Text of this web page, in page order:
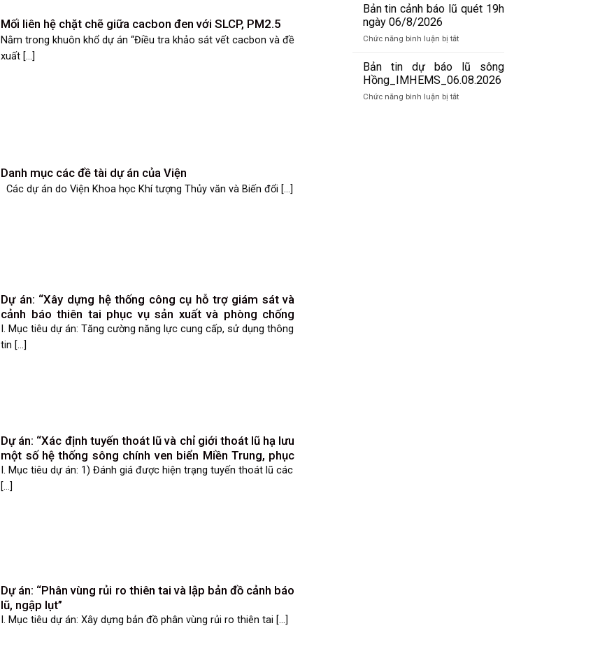
Mối liên hệ chặt chẽ giữa cacbon đen với SLCP, PM2.5
Nằm trong khuôn khổ dự án “Điều tra khảo sát vết cacbon và đề
xuất [...]
Danh mục các đề tài dự án của Viện
Các dự án do Viện Khoa học Khí tượng Thủy văn và Biến đổi [...]
Dự án: “Xây dựng hệ thống công cụ hỗ trợ giám sát và
cảnh báo thiên tai phục vụ sản xuất và phòng chống
thiên tai ở vùng đồng bằng sông Cửu Long dưới tác
động của biến đổi khí hậu”
I. Mục tiêu dự án: Tăng cường năng lực cung cấp, sử dụng thông
tin [...]
Dự án: “Xác định tuyến thoát lũ và chỉ giới thoát lũ hạ lưu
một số hệ thống sông chính ven biển Miền Trung, phục
vụ ứng phó, phòng chống thiên tai và quy hoạch phát
triển bền vững kinh tế xã hội”
I. Mục tiêu dự án: 1) Đánh giá được hiện trạng tuyến thoát lũ các
[...]
Dự án: “Phân vùng rủi ro thiên tai và lập bản đồ cảnh báo
lũ, ngập lụt”
I. Mục tiêu dự án: Xây dựng bản đồ phân vùng rủi ro thiên tai [...]
07h
07/8/2026
tin
cảnh
lũ
01h
ngày
07/8/2026
Bản tin cảnh báo lũ quét 19h
ngày 06/8/2026
Chức năng bình luận bị tắtở
tin
cảnh
lũ
Bản tin dự báo lũ sông
Hồng_IMHEMS_06.08.2026
Chức năng bình luận bị tắtở